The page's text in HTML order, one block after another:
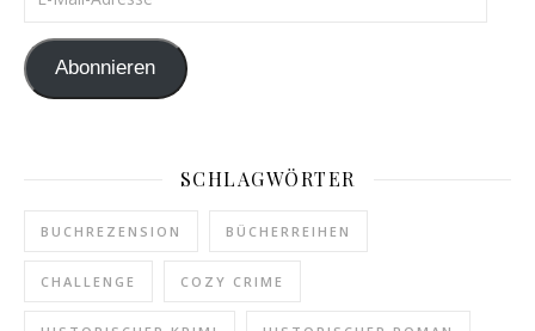
Abonnieren
SCHLAGWÖRTER
BUCHREZENSION BÜCHERREIHEN
CHALLENGE COZY CRIME